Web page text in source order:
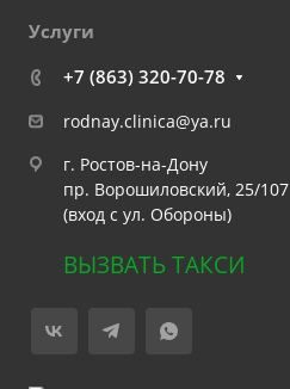
Услуги
+7 (863) 320-70-78
rodnay.clinica@ya.ru
г. Ростов-на-Дону
пр. Ворошиловский, 25/107
(вход с ул. Обороны)
ВЫЗВАТЬ ТАКСИ